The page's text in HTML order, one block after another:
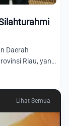
Daerah
Riau, yang
Lihat Semua